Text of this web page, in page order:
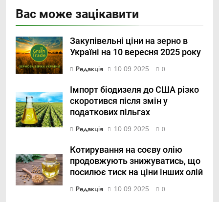
Вас може зацікавити
Закупівельні ціни на зерно в
Україні на 10 вересня 2025 року
Редакція 10.09.2025 0
Імпорт біодизеля до США різко
скоротився після змін у
податкових пільгах
Редакція 10.09.2025 0
Котирування на соєву олію
продовжують знижуватись, що
посилює тиск на ціни інших олій
Редакція 10.09.2025 0